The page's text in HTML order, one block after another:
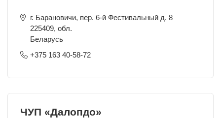
г. Барановичи, пер. 6-й Фестивальный д. 8
225409, обл.
Беларусь
+375 163 40-58-72
ЧУП «Далопдо»